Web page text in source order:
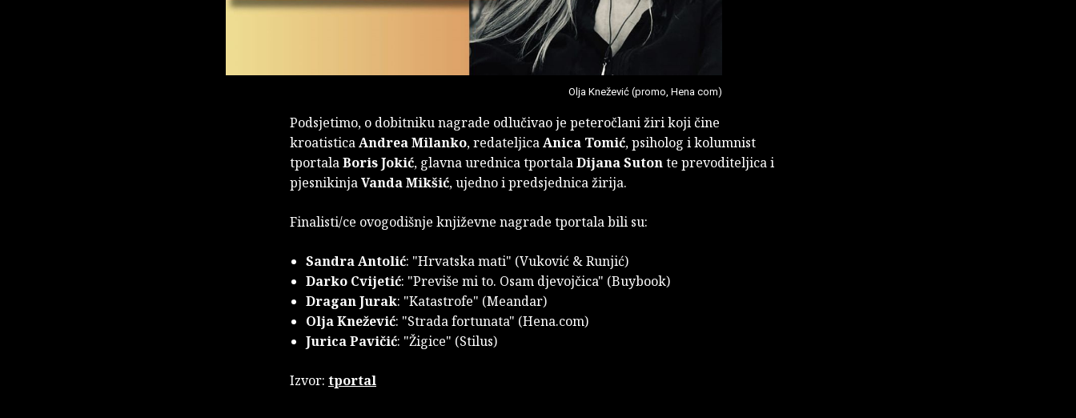
Olja Knežević (promo, Hena com)
Podsjetimo, o dobitniku nagrade odlučivao je peteročlani žiri koji čine
kroatisticaAndrea Milanko, redateljicaAnica Tomić, psiholog i kolumnist
tportalaBoris Jokić, glavna urednica tportalaDijana Sutonte prevoditeljica i
pjesnikinjaVanda Mikšić, ujedno i predsjednica žirija.
Finalisti/ce ovogodišnje književne nagrade tportala bili su:
Sandra Antolić: "Hrvatska mati" (Vuković & Runjić)
Darko Cvijetić: "Previše mi to. Osam djevojčica" (Buybook)
Dragan Jurak: "Katastrofe" (Meandar)
Olja Knežević: "Strada fortunata" (Hena.com)
Jurica Pavičić: "Žigice" (Stilus)
Izvor: tportal